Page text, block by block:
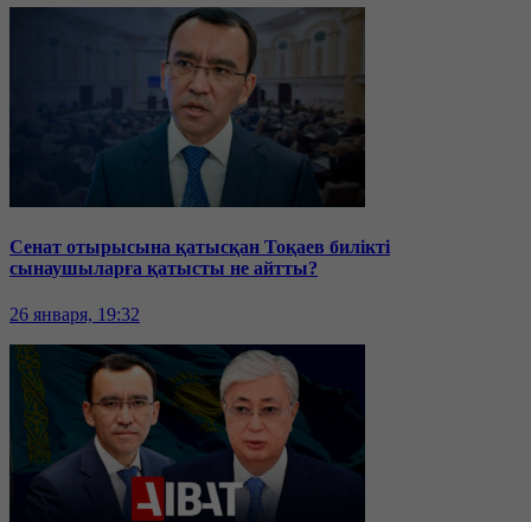
Сенат отырысына қатысқан Тоқаев билікті
сынаушыларға қатысты не айтты?
26 января, 19:32